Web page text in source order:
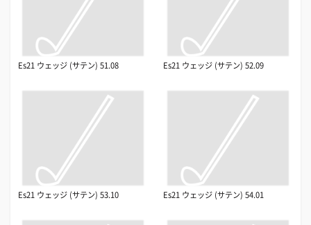
Es21 ウェッジ (サテン) 51.08 Es21 ウェッジ (サテン) 52.09
Es21 ウェッジ (サテン) 53.10 Es21 ウェッジ (サテン) 54.01